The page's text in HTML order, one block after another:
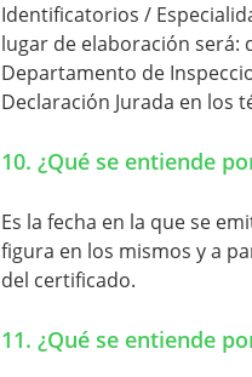
Identificatorios /
lugar de elaboración
Departamento de
Declaración Jurada en los
10. ¿Qué se entiende
Es la fecha en la que se
figura en los mismos y a
del certificado.
11. ¿Qué se entiende